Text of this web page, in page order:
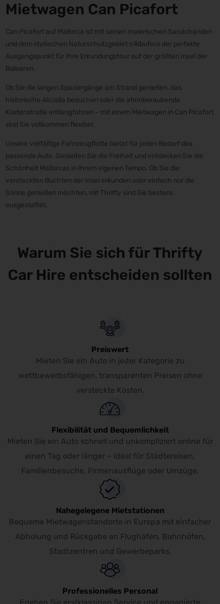
Mietwagen Can Picafort
Can Picafort auf Mallorca ist mit seinen malerischen Sandstränden
und dem idyllischen Naturschutzgebiet s'Albufera der perfekte
Ausgangspunkt für Ihre Erkundungstour auf der größten Insel der
Balearen.
Ob Sie die langen Spaziergänge am Strand genießen, das
historische Alcúdia besuchen oder die atemberaubende
Küstenstraße entlangfahren – mit einem Mietwagen in Can Picafort
sind Sie vollkommen flexibel.
Unsere vielfältige Fahrzeugflotte bietet für jeden Bedarf das
passende Auto. Genießen Sie die Freiheit und entdecken Sie die
Schönheit Mallorcas in Ihrem eigenen Tempo. Ob Sie die
versteckten Buchten der Insel erkunden oder einfach nur die
Sonne genießen möchten, mit Thrifty sind Sie bestens
ausgestattet.
Warum Sie sich für Thrifty
Car Hire entscheiden sollten
Preiswert
Mieten Sie ein Auto in jeder Kategorie zu
wettbewerbsfähigen, transparenten Preisen ohne
versteckte Kosten.
Flexibilität und Bequemlichkeit
Mieten Sie ein Auto schnell und unkompliziert online für
einen Tag oder länger – ideal für Städtereisen,
Familienbesuche, Firmenausflüge oder Umzüge.
Nahegelegene Mietstationen
Bequeme Mietwagenstandorte in Europa mit einfacher
Abholung und Rückgabe an Flughäfen, Bahnhöfen,
Stadtzentren und Gewerbeparks.
Professionelles Personal